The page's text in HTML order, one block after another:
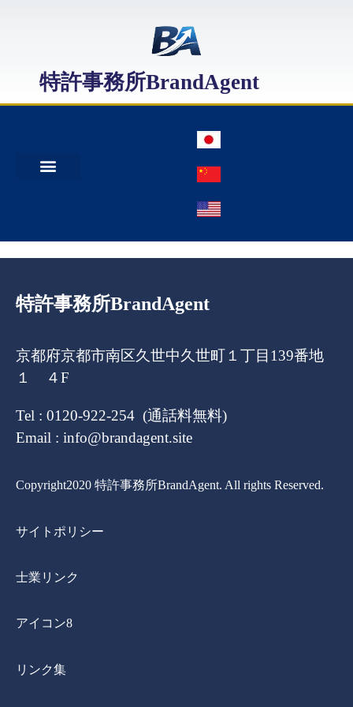
特許事務所BrandAgent
特許事務所BrandAgent
京都府京都市南区久世中久世町１丁目139番地
１ ４F
Tel : 0120-922-254 (通話料無料)
Email : info@brandagent.site
Copyright2020 特許事務所BrandAgent. All rights Reserved.
サイトポリシー
士業リンク
アイコン8
リンク集